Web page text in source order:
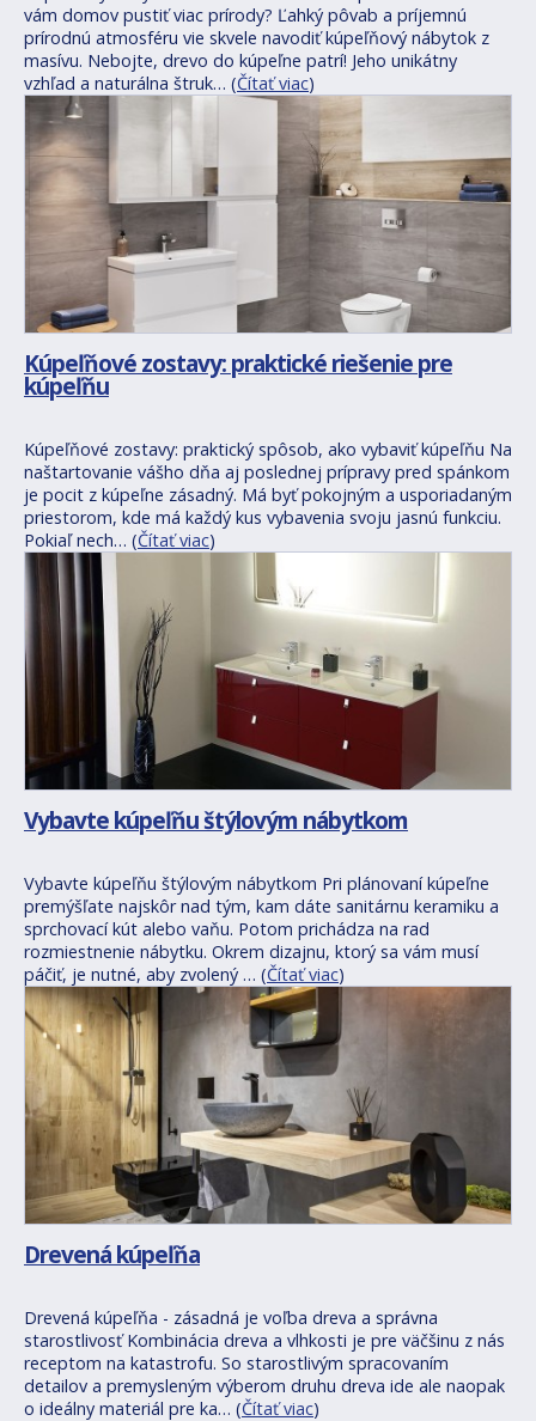
vám domov pustiť viac prírody? Ľahký pôvab a príjemnú
prírodnú atmosféru vie skvele navodiť kúpeľňový nábytok z
masívu. Nebojte, drevo do kúpeľne patrí! Jeho unikátny
vzhľad a naturálna štruk… (Čítať viac)
Kúpeľňové zostavy: praktické riešenie pre
kúpeľňu
Kúpeľňové zostavy: praktický spôsob, ako vybaviť kúpeľňu Na
naštartovanie vášho dňa aj poslednej prípravy pred spánkom
je pocit z kúpeľne zásadný. Má byť pokojným a usporiadaným
priestorom, kde má každý kus vybavenia svoju jasnú funkciu.
Pokiaľ nech… (Čítať viac)
Vybavte kúpeľňu štýlovým nábytkom
Vybavte kúpeľňu štýlovým nábytkom Pri plánovaní kúpeľne
premýšľate najskôr nad tým, kam dáte sanitárnu keramiku a
sprchovací kút alebo vaňu. Potom prichádza na rad
rozmiestnenie nábytku. Okrem dizajnu, ktorý sa vám musí
páčiť, je nutné, aby zvolený … (Čítať viac)
Drevená kúpeľňa
Drevená kúpeľňa - zásadná je voľba dreva a správna
starostlivosť Kombinácia dreva a vlhkosti je pre väčšinu z nás
receptom na katastrofu. So starostlivým spracovaním
detailov a premysleným výberom druhu dreva ide ale naopak
o ideálny materiál pre ka… (Čítať viac)